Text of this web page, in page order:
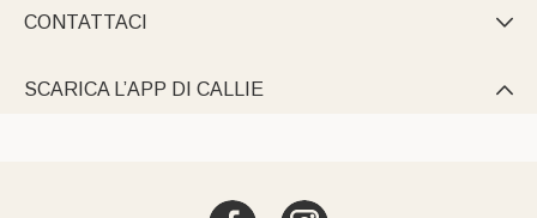
CONTATTACI 
SCARICA L’APP DI CALLIE 